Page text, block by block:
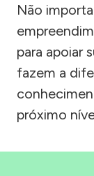
Não
para apoiar
fazem a
próximo